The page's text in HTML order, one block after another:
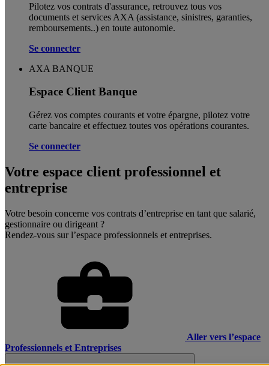
Pilotez vos contrats d'assurance, retrouvez tous vos
documents et services AXA (assistance, sinistres, garanties,
remboursements..) en toute autonomie. ​
Se connecter
AXA BANQUE
Espace Client Banque
Gérez vos comptes courants et votre épargne, pilotez votre
carte bancaire et effectuez toutes vos opérations courantes.
Se connecter
Votre espace client professionnel et
entreprise
Votre besoin concerne vos contrats d’entreprise en tant que salarié,
gestionnaire ou dirigeant ?
Rendez-vous sur l’espace professionnels et entreprises.
Aller vers l’espace
Professionnels et Entreprises